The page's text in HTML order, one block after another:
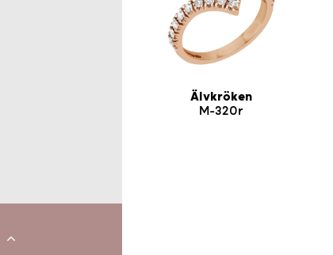
Älvkröken
M-320r